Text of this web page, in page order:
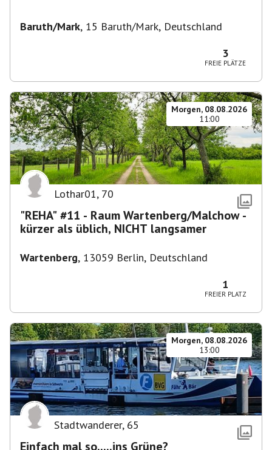
Baruth/Mark, 15 Baruth/Mark, Deutschland
3
FREIE PLÄTZE
Morgen, 08.08.2026
11:00
Lothar01, 70
"REHA" #11 - Raum Wartenberg/Malchow -
kürzer als üblich, NICHT langsamer
Wartenberg, 13059 Berlin, Deutschland
1
FREIER PLATZ
Morgen, 08.08.2026
13:00
Stadtwanderer, 65
Einfach mal so.....ins Grüne?